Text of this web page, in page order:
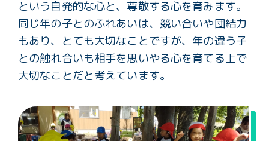
という自発的な心と、尊敬する心を育みます。
同じ年の子とのふれあいは、競い合いや団結力
もあり、とても大切なことですが、年の違う子
との触れ合いも相手を思いやる心を育てる上で
大切なことだと考えています。